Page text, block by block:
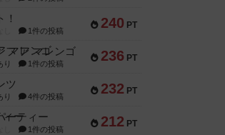
240 PT
1件の投稿
236 PT
フ ア マレンゴ
り 1件の投稿
232 PT
ツ
り 4件の投稿
212 PT
ーティー
1件の投稿